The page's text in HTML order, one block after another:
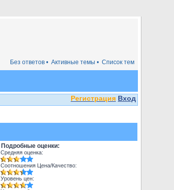
Список тем
Активные темы •
Без ответов •
Регистрация Вход
Подробные оценки:
Средняя оценка:
Соотношения Цена/Качество:
Уровень цен: